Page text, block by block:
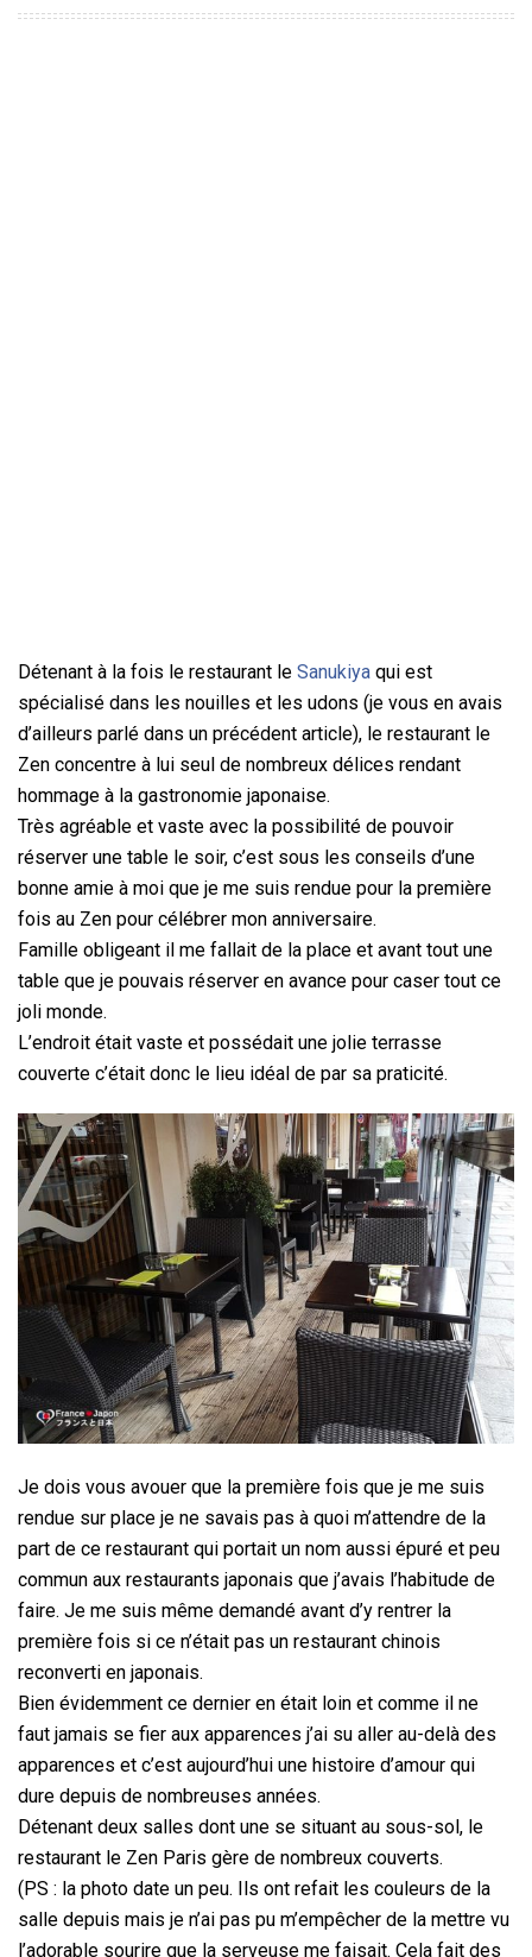
Détenant à la fois le restaurant le Sanukiya qui est
spécialisé dans les nouilles et les udons (je vous en avais
d’ailleurs parlé dans un précédent article), le restaurant le
Zen concentre à lui seul de nombreux délices rendant
hommage à la gastronomie japonaise.
Très agréable et vaste avec la possibilité de pouvoir
réserver une table le soir, c’est sous les conseils d’une
bonne amie à moi que je me suis rendue pour la première
fois au Zen pour célébrer mon anniversaire.
Famille obligeant il me fallait de la place et avant tout une
table que je pouvais réserver en avance pour caser tout ce
joli monde.
L’endroit était vaste et possédait une jolie terrasse
couverte c’était donc le lieu idéal de par sa praticité.
Je dois vous avouer que la première fois que je me suis
rendue sur place je ne savais pas à quoi m’attendre de la
part de ce restaurant qui portait un nom aussi épuré et peu
commun aux restaurants japonais que j’avais l’habitude de
faire. Je me suis même demandé avant d’y rentrer la
première fois si ce n’était pas un restaurant chinois
reconverti en japonais.
Bien évidemment ce dernier en était loin et comme il ne
faut jamais se fier aux apparences j’ai su aller au-delà des
apparences et c’est aujourd’hui une histoire d’amour qui
dure depuis de nombreuses années.
Détenant deux salles dont une se situant au sous-sol, le
restaurant le Zen Paris gère de nombreux couverts.
(PS : la photo date un peu. Ils ont refait les couleurs de la
salle depuis mais je n’ai pas pu m’empêcher de la mettre vu
l’adorable sourire que la serveuse me faisait. Cela fait des